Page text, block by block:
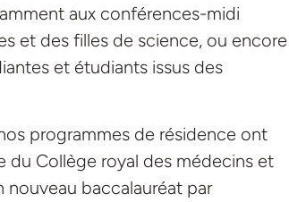
aux conférences-midi
et des filles de science, ou encore
et étudiants issus des
programmes de résidence ont
du Collège royal des médecins et
nouveau baccalauréat par